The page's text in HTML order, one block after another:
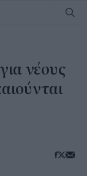
νέους